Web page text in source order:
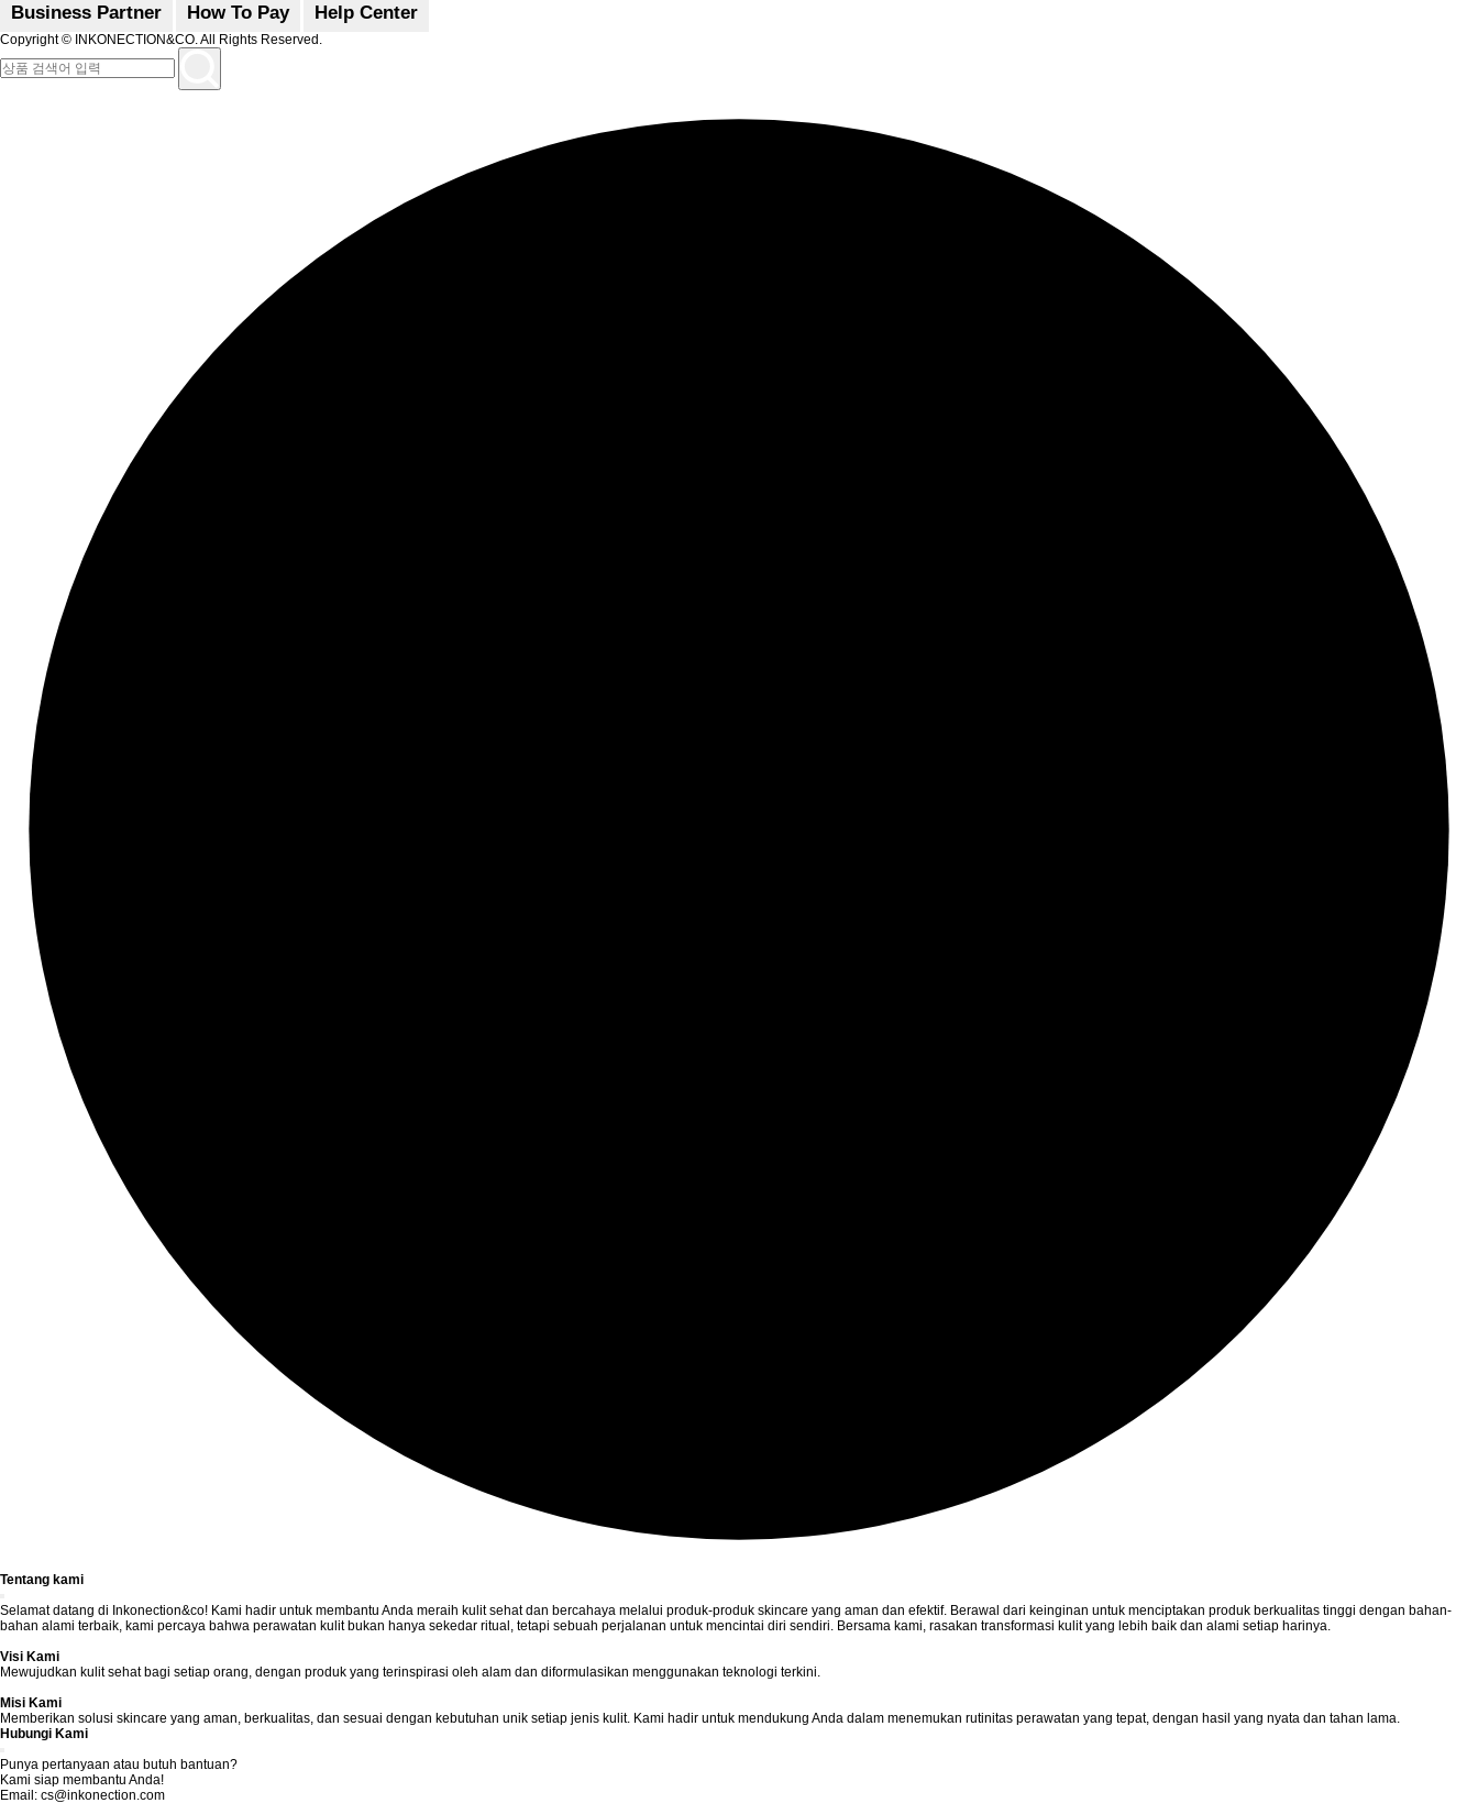
Business Partner How To Pay Help Center
Copyright© INKONECTION&CO. All Rights Reserved.
Tentang kami
Selamat datang di Inkonection&co! Kami hadir untuk membantu Anda meraih kulit sehat dan bercahaya melalui produk-produk skincare yang aman dan efektif. Berawal dari keinginan untuk menciptakan produk berkualitas tinggi dengan bahan-
bahan alami terbaik, kami percaya bahwa perawatan kulit bukan hanya sekedar ritual, tetapi sebuah perjalanan untuk mencintai diri sendiri. Bersama kami, rasakan transformasi kulit yang lebih baik dan alami setiap harinya.
Visi Kami
Mewujudkan kulit sehat bagi setiap orang, dengan produk yang terinspirasi oleh alam dan diformulasikan menggunakan teknologi terkini.
Misi Kami
Memberikan solusi skincare yang aman, berkualitas, dan sesuai dengan kebutuhan unik setiap jenis kulit. Kami hadir untuk mendukung Anda dalam menemukan rutinitas perawatan yang tepat, dengan hasil yang nyata dan tahan lama.
Hubungi Kami
Punya pertanyaan atau butuh bantuan?
Kami siap membantu Anda!
Email: cs@inkonection.com